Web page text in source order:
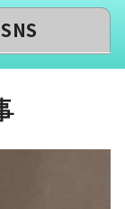
SNS